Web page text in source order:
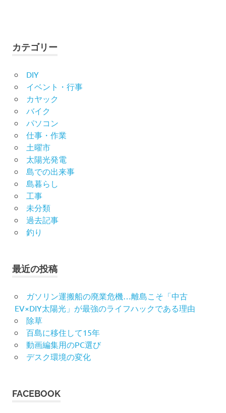
カテゴリー
DIY
イベント・行事
カヤック
バイク
パソコン
仕事・作業
土曜市
太陽光発電
島での出来事
島暮らし
工事
未分類
過去記事
釣り
最近の投稿
ガソリン運搬船の廃業危機…離島こそ「中古
EV×DIY太陽光」が最強のライフハックである理由
除草
百島に移住して15年
動画編集用のPC選び
デスク環境の変化
FACEBOOK